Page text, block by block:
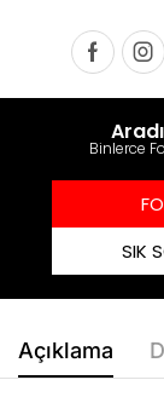
Binlerce
SIK
Açıklama